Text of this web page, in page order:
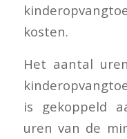
kosten.
Het aantal
is gekoppeld
uren van de